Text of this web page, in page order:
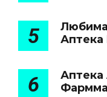
5
Аптека
6